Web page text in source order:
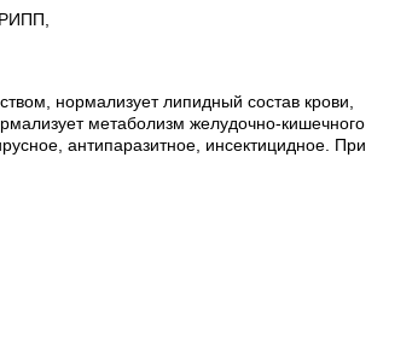
нормализует липидный состав крови,
метаболизм желудочно-кишечного
антипаразитное, инсектицидное. При